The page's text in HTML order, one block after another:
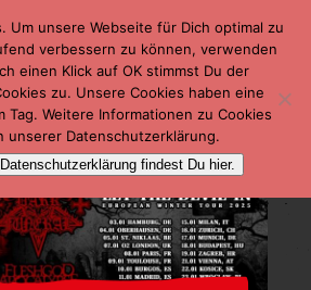
Um unsere Webseite für Dich optimal zu
verbessern zu können, verwenden
einen Klick auf OK stimmst Du der
zu. Unsere Cookies haben eine
Tag. Weitere Informationen zu Cookies
unserer Datenschutzerklärung.
findest Du hier.